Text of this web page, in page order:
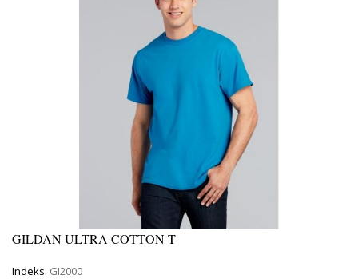
GILDAN ULTRA COTTON T
Indeks: GI2000